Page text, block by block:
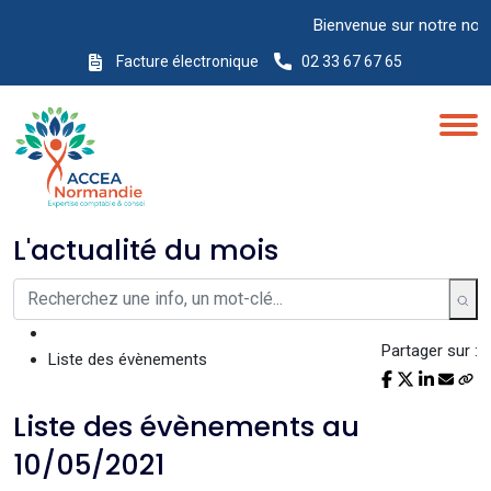
Bienvenue sur notre
Facture électronique 02 33 67 67 65
L'actualité du mois
Liste des évènements Partager sur :
Liste des évènements au
10/05/2021